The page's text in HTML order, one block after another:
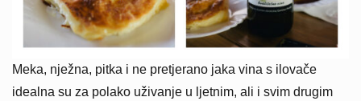
Meka, nježna, pitka i ne pretjerano jaka vina s ilovače
idealna su za polako uživanje u ljetnim, ali i svim drugim